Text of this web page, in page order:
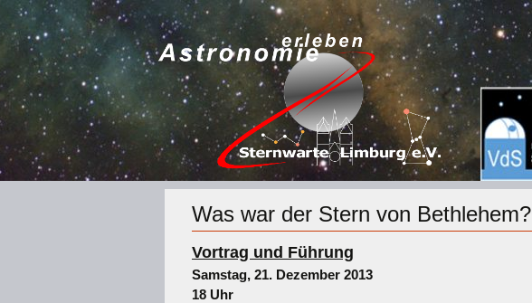
Was war der Stern von Bethlehem?
Vortrag und Führung
Samstag, 21. Dezember 2013
18 Uhr